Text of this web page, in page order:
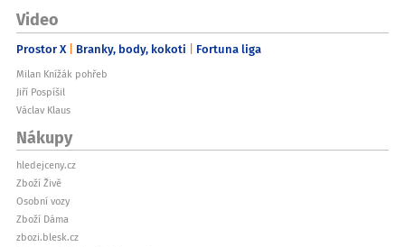
Video
Prostor X Branky, body, kokoti Fortuna liga
Milan Knížák pohřeb
Jiří Pospíšil
Václav Klaus
Nákupy
hledejceny.cz
Zboží Živě
Osobní vozy
Zboží Dáma
zbozi.blesk.cz